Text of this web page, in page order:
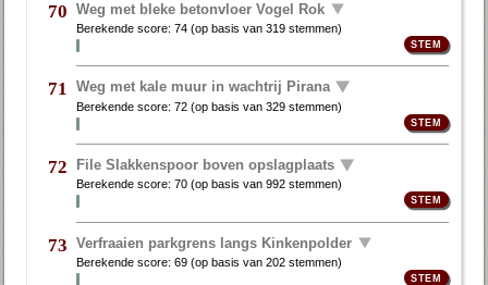
70 Weg met bleke betonvloer Vogel Rok
Berekende score:74 (op basis van319 stemmen)
71 Weg met kale muur in wachtrij Pirana
Berekende score:72 (op basis van329 stemmen)
72 File Slakkenspoor boven opslagplaats
Berekende score:70 (op basis van992 stemmen)
73 Verfraaien parkgrens langs Kinkenpolder
Berekende score:69 (op basis van202 stemmen)